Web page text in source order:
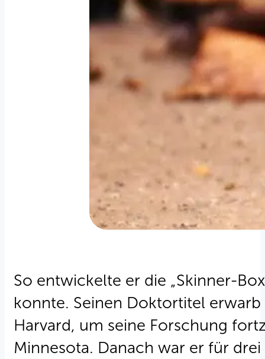
So entwickelte er die „Skinner-
konnte. Seinen Doktortitel
Harvard, um seine Forschung
Minnesota. Danach war er für